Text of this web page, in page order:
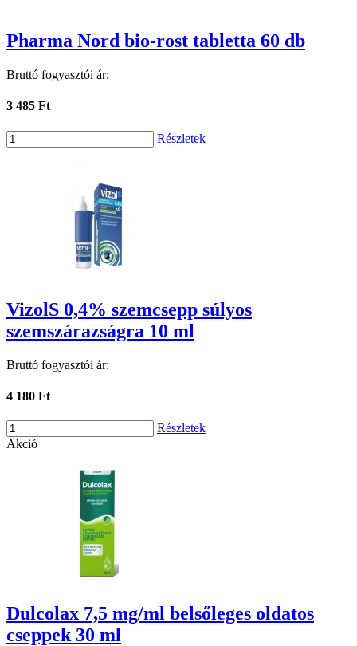
Pharma Nord bio-rost tabletta 60 db
Bruttó fogyasztói ár:
3 485 Ft
Részletek
VizolS 0,4% szemcsepp súlyos
szemszárazságra 10 ml
Bruttó fogyasztói ár:
4 180 Ft
Részletek
Akció
Dulcolax 7,5 mg/ml belsőleges oldatos
cseppek 30 ml